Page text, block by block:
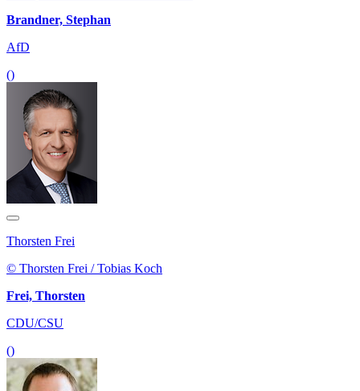
Brandner, Stephan
AfD
()
Thorsten Frei
© Thorsten Frei / Tobias Koch
Frei, Thorsten
CDU/CSU
()